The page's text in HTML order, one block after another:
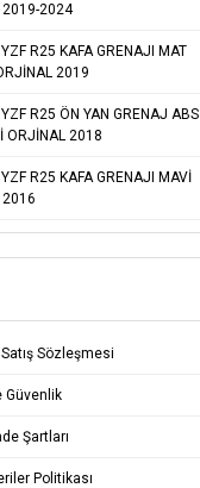
2019-2024
R25 KAFA GRENAJI MAT
2019
R25 ÖN YAN GRENAJ ABS
ORJİNAL 2018
R25 KAFA GRENAJI MAVİ
2016
Sözleşmesi
Güvenlik
Şartları
Politikası